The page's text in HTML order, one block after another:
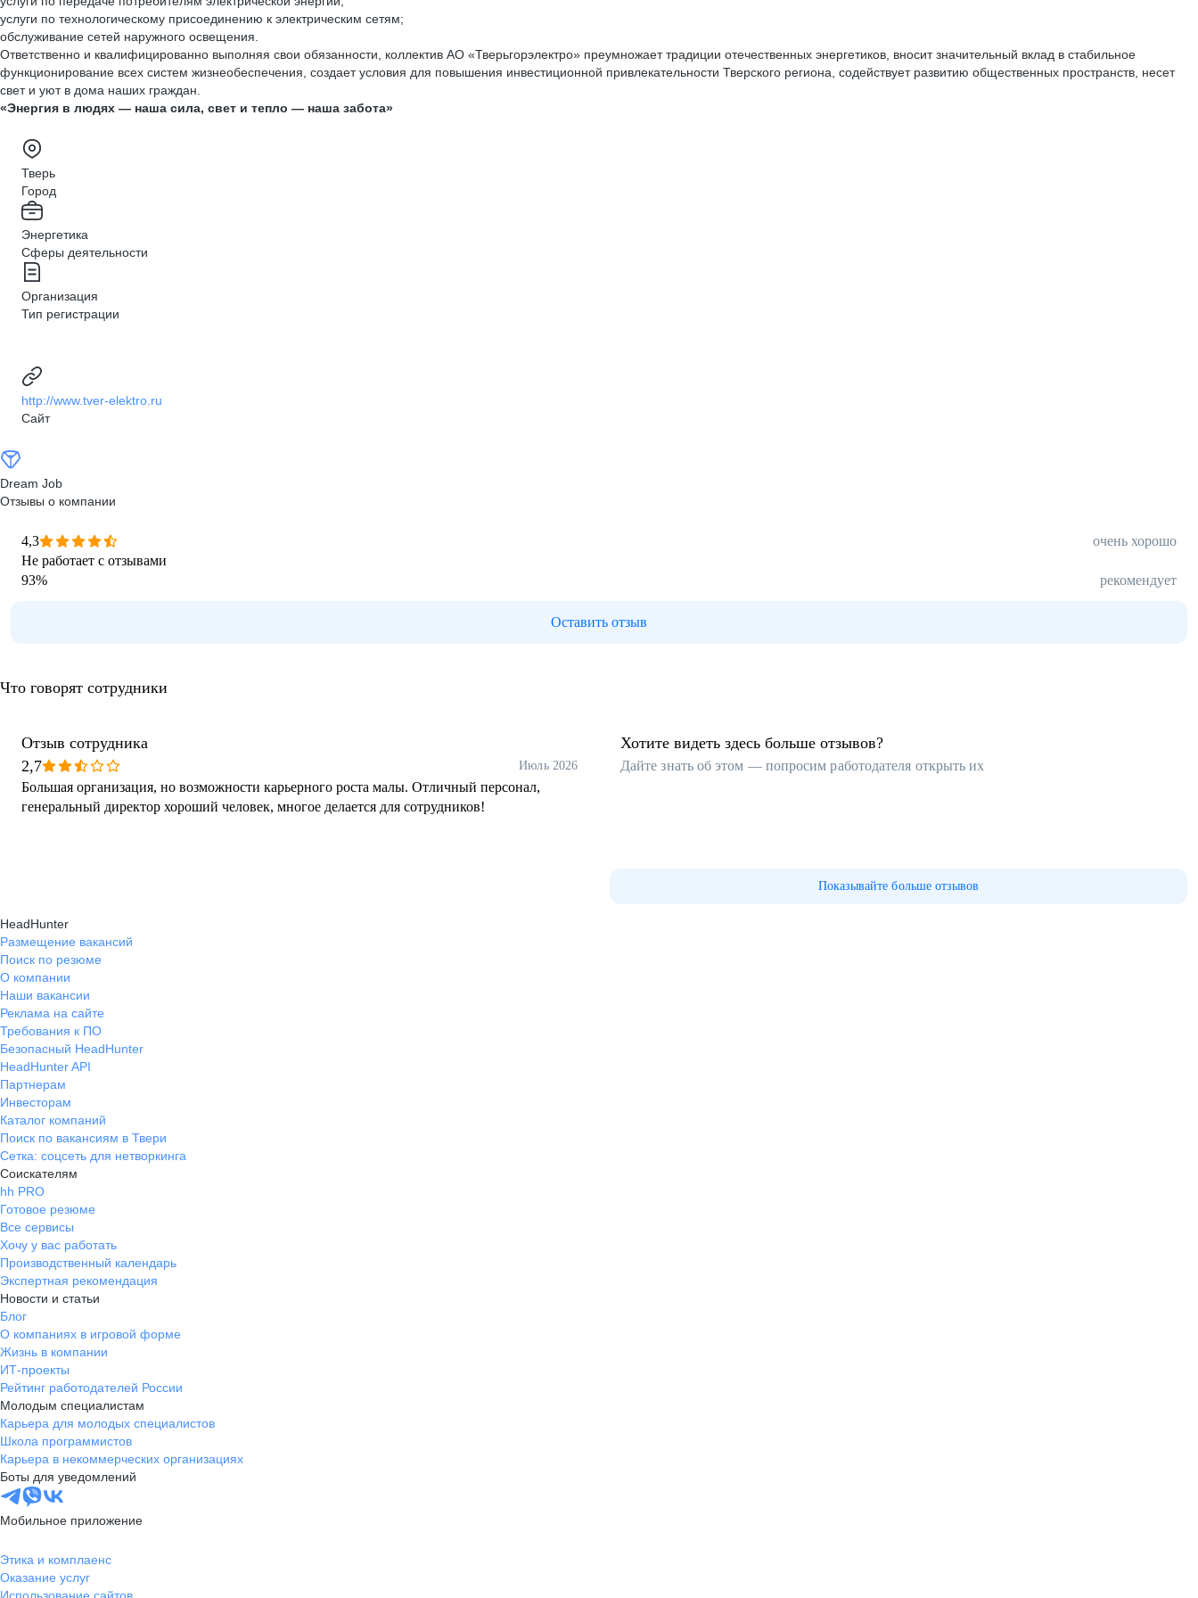
услуги по технологическому присоединению к электрическим сетям;
обслуживание сетей наружного освещения.
Ответственно и квалифицированно выполняя свои обязанности, коллектив АО «Тверьгорэлектро» преумножает традиции отечественных энергетиков, вносит значительный вклад в стабильное
функционирование всех систем жизнеобеспечения, создает условия для повышения инвестиционной привлекательности Тверского региона, содействует развитию общественных пространств, несет
свет и уют в дома наших граждан.
«Энергия в людях — наша сила, свет и тепло — наша забота»
Тверь
Город
Энергетика
Сферы деятельности
Организация
Тип регистрации
http://www.tver-elektro.ru
Сайт
Dream Job
Отзывы о компании
4,3
очень хорошо
Не работает с отзывами
93% рекомендует
Оставить отзыв
Что говорят сотрудники
Отзыв сотрудника
2,7
Июль 2026
Большая организация, но возможности карьерного роста малы. Отличный персонал,
генеральный директор хороший человек, многое делается для сотрудников!
Хотите видеть здесь больше отзывов?
Дайте знать об этом — попросим работодателя открыть их
Показывайте больше отзывов
HeadHunter
Размещение вакансий
Поиск по резюме
О компании
Наши вакансии
Реклама на сайте
Требования к ПО
Безопасный HeadHunter
HeadHunter API
Партнерам
Инвесторам
Каталог компаний
Поиск по вакансиям в Твери
Сетка: соцсеть для нетворкинга
Соискателям
hh PRO
Готовое резюме
Все сервисы
Хочу у вас работать
Производственный календарь
Экспертная рекомендация
Новости и статьи
Блог
О компаниях в игровой форме
Жизнь в компании
ИТ-проекты
Рейтинг работодателей России
Молодым специалистам
Карьера для молодых специалистов
Школа программистов
Карьера в некоммерческих организациях
Боты для уведомлений
Мобильное приложение
Этика и комплаенс
Оказание услуг